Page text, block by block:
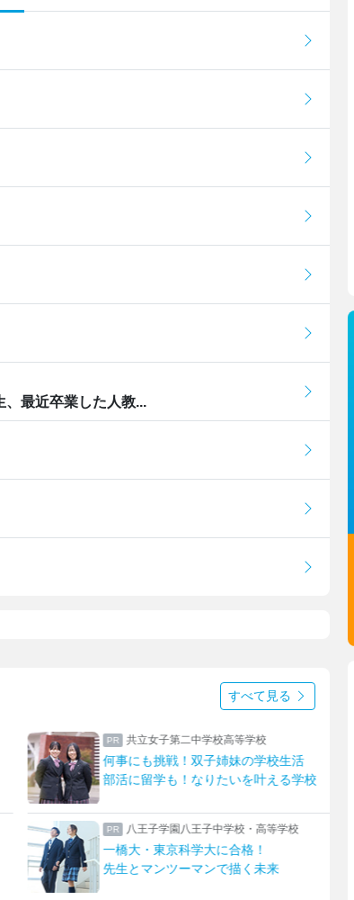
最近卒業した人教...
すべて見る
校
上野学園中学校・高等学校
ハープやフルート！ひとり一つの楽器
上野ならではのフィールドワーク
日本大学豊山女子中学校・高等学校
理想を形にデザインと機能性をアップ
生徒たちに託された夏服リニューアル